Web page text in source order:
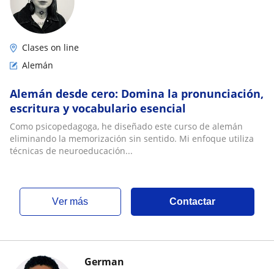
Clases on line
Alemán
Alemán desde cero: Domina la pronunciación,
escritura y vocabulario esencial
Como psicopedagoga, he diseñado este curso de alemán
eliminando la memorización sin sentido. Mi enfoque utiliza
técnicas de neuroeducación...
ver más Contactar
German